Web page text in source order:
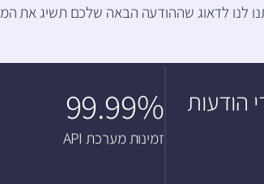
לנו לדאוג שההודעה הבאה שלכם תשיג את
הודעות
99.99%
זמינות מערכת API